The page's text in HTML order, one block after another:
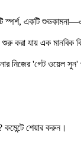
একটি
করা যায় এক মানবিক
নিজের 'গেট ওয়েল সুন'
কমেন্টে শেয়ার করুন।